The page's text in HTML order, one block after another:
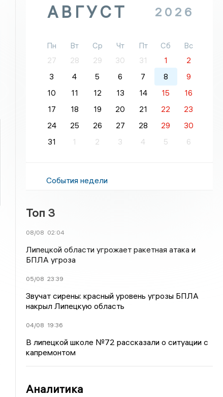
АВГУСТ 2026
Пн Вт Ср Чт Пт Сб
Вс
27
28 29 30 31 1
2
3
4 5 6 7 8
9
10
11 12 13 14 15
16
17
18 19 20 21 22
23
24
25 26 27 28 29
30
31
1 2 3 4 5 6
События недели
Топ 3
08/08 02:04
Липецкой области угрожает ракетная атака и
БПЛА угроза
05/08 23:39
Звучат сирены: красный уровень угрозы БПЛА
накрыл Липецкую область
04/08 19:36
В липецкой школе №72 рассказали о ситуации с
капремонтом
Аналитика